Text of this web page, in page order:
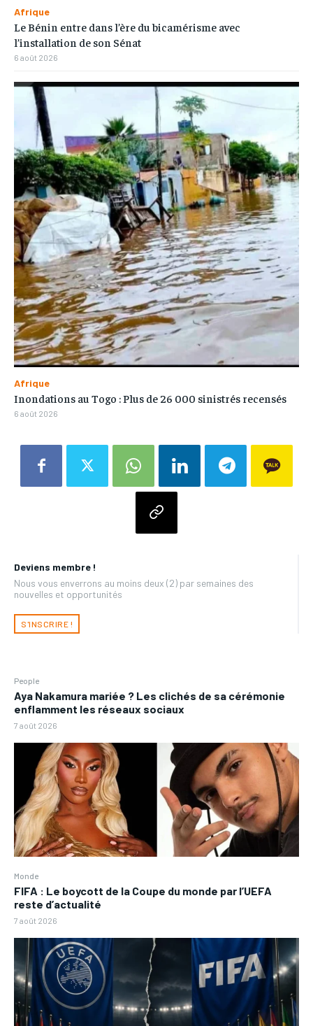
Deviens membre !
Nous vous enverrons au moins deux (2) par semaines des
nouvelles et opportunités
S'INSCRIRE !
People
Aya Nakamura mariée ? Les clichés de sa cérémonie
enflamment les réseaux sociaux
7 août 2026
Monde
FIFA : Le boycott de la Coupe du monde par l’UEFA
reste d’actualité
7 août 2026
Afrique
Le Bénin entre dans l’ère du bicamérisme avec
l’installation de son Sénat
6 août 2026
Afrique
Inondations au Togo : Plus de 26 000 sinistrés recensés
6 août 2026